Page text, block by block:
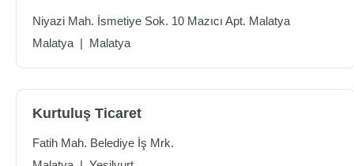
Niyazi Mah. İsmetiye Sok. 10 Mazıcı Apt. Malatya
Malatya | Malatya
Kurtuluş Ticaret
Fatih Mah. Belediye İş Mrk.